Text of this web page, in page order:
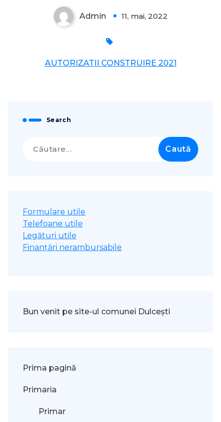
Admin 11, mai, 2022
AUTORIZATII CONSTRUIRE 2021
Search
după:
Formulare utile
Telefoane utile
Legături utile
Finanțări nerambursabile
Bun venit pe site-ul comunei Dulcești
Prima pagină
Primaria
Primar